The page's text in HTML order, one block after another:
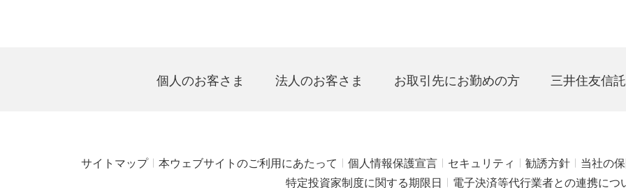
個人のお客さま 法人のお客さま お取引先にお勤めの方 三井住友信
サイトマップ 本ウェブサイトのご利用にあたって 個人情報保護宣言 セキュリティ 勧誘方針
当社の
特定投資家制度に関する期限日
電子決済等代行業者との連携につ